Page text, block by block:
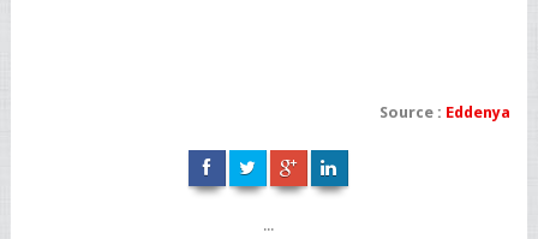
Source : Eddenya
...